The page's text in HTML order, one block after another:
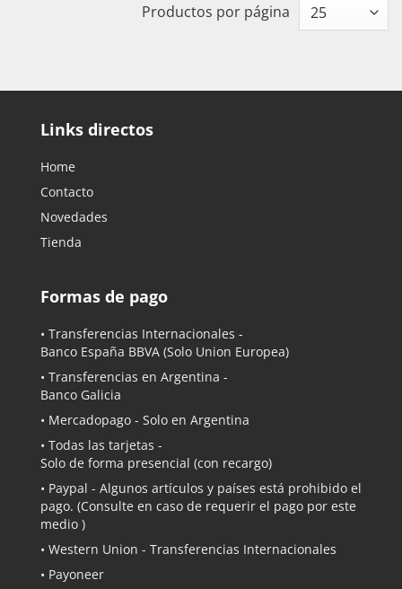
Productos por página
Links directos
Home
Contacto
Novedades
Tienda
Formas de pago
• Transferencias Internacionales -
Banco España BBVA (Solo Union Europea)
• Transferencias en Argentina -
Banco Galicia
• Mercadopago - Solo en Argentina
• Todas las tarjetas -
Solo de forma presencial (con recargo)
• Paypal - Algunos artículos y países está prohibido el
pago. (Consulte en caso de requerir el pago por este
medio )
• Western Union - Transferencias Internacionales
• Payoneer